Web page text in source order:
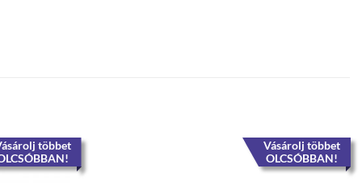
többet
Vásárolj többet
OLCSÓBBAN!